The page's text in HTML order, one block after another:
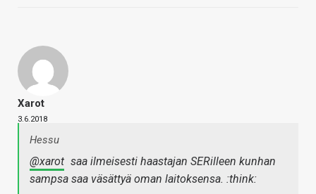
Xarot
3.6.2018
Hessu
@xarot saa ilmeisesti haastajan SERilleen kunhan
sampsa saa väsättyä oman laitoksensa. :think: